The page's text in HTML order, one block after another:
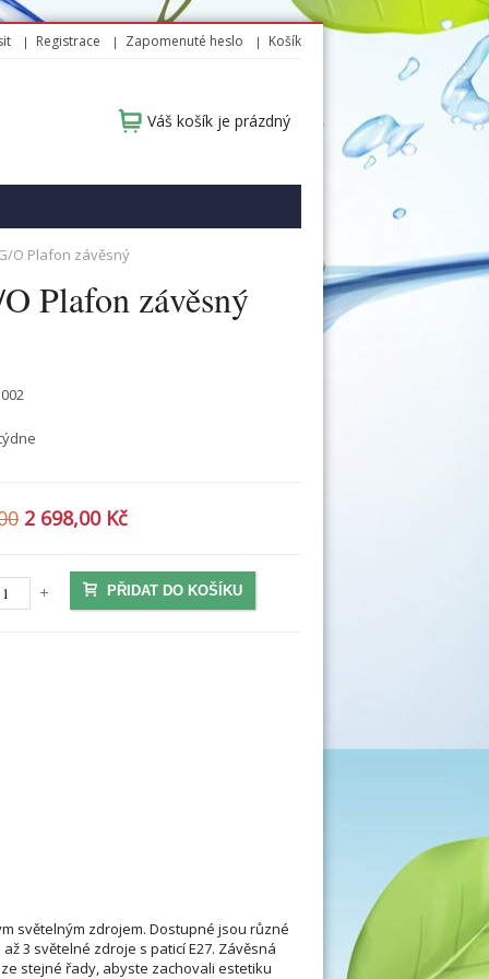
Registrace Zapomenuté heslo Košík
Váš košík je prázdný
O Plafon závěsný
Plafon závěsný
2 698,00 Kč
PŘIDAT DO KOŠÍKU
světelným zdrojem. Dostupné jsou různé
3 světelné zdroje s paticí E27. Závěsná
stejné řady, abyste zachovali estetiku